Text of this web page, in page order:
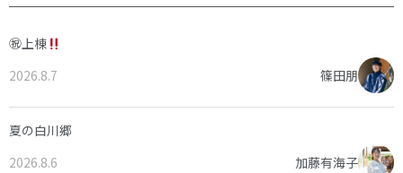
㊗上棟
2026.8.7
篠田朋
夏の白川郷
2026.8.6
加藤有海子